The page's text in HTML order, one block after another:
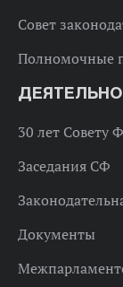
Совет
Полномочные
30 лет Совету
Заседания СФ
Документы